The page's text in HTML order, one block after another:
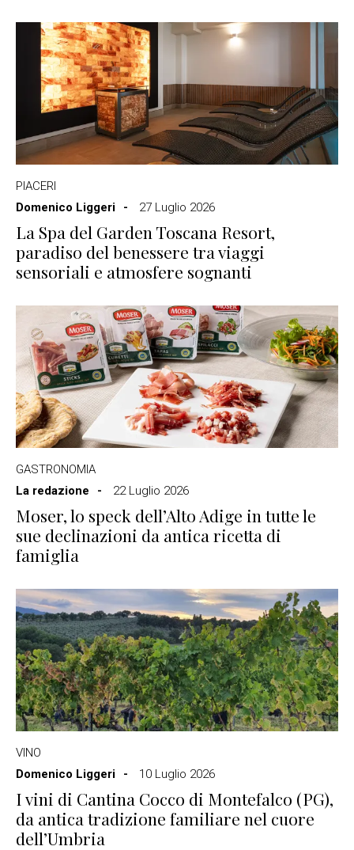
PIACERI
Domenico Liggeri
27 Luglio 2026
La Spa del Garden Toscana Resort,
paradiso del benessere tra viaggi
sensoriali e atmosfere sognanti
GASTRONOMIA
La redazione
22 Luglio 2026
Moser, lo speck dell’Alto Adige in tutte le
sue declinazioni da antica ricetta di
famiglia
VINO
Domenico Liggeri
10 Luglio 2026
I vini di Cantina Cocco di Montefalco (PG),
da antica tradizione familiare nel cuore
dell’Umbria